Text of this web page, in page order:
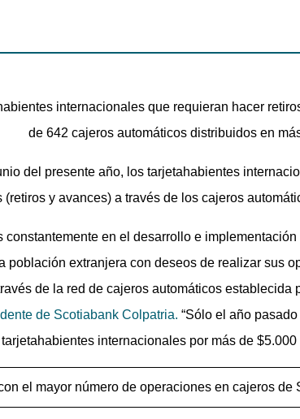
internacionales que requieran hacer
de 642 cajeros automáticos distribuidos en
del presente año, los tarjetahabientes
(retiros y avances) a través de los cajeros
constantemente en el desarrollo e
población extranjera con deseos de realizar sus
de la red de cajeros automáticos establecida
de Scotiabank Colpatria. “Sólo el año
internacionales por más de
el mayor número de operaciones en cajeros de